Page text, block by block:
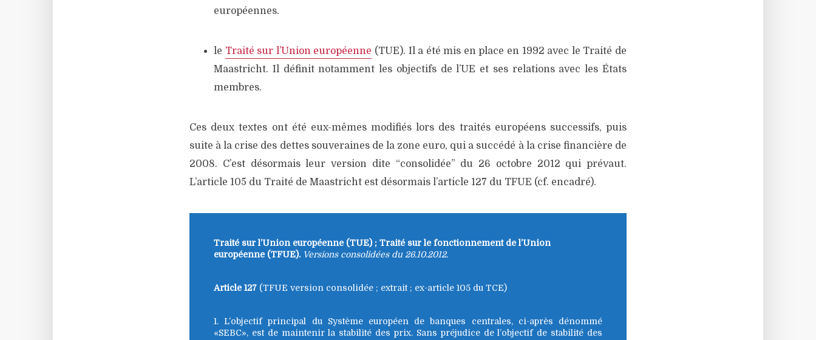
européennes.
le Traité sur l’Union européenne (TUE). Il a été mis en place en 1992 avec le Traité de
Maastricht. Il définit notamment les objectifs de l’UE et ses relations avec les États
membres.
Ces deux textes ont été eux-mêmes modifiés lors des traités européens successifs, puis
suite à la crise des dettes souveraines de la zone euro, qui a succédé à la crise financière de
2008. C’est désormais leur version dite “consolidée” du 26 octobre 2012 qui prévaut.
L’article 105 du Traité de Maastricht est désormais l’article 127 du TFUE (cf. encadré).
Traité sur l’Union européenne (TUE) ; Traité sur le fonctionnement de l’Union
européenne (TFUE). Versions consolidées du 26.10.2012.
Article 127 (TFUE version consolidée ; extrait ; ex-article 105 du TCE)
1. L’objectif principal du Système européen de banques centrales, ci-après dénommé
«SEBC», est de maintenir la stabilité des prix. Sans préjudice de l’objectif de stabilité des